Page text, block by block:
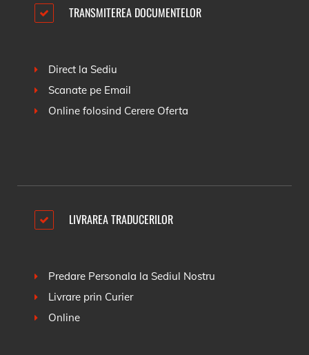
TRANSMITEREA DOCUMENTELOR
Direct la Sediu
Scanate pe Email
Online folosind Cerere Oferta
LIVRAREA TRADUCERILOR
Predare Personala la Sediul Nostru
Livrare prin Curier
Online